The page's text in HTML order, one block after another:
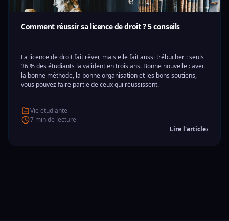
Comment réussir sa licence de droit ? 5 conseils
La licence de droit fait rêver, mais elle fait aussi trébucher : seuls
36 % des étudiants la valident en trois ans. Bonne nouvelle : avec
la bonne méthode, la bonne organisation et les bons soutiens,
vous pouvez faire partie de ceux qui réussissent.
Vie étudiante
7 min de lecture
Lire l'article›